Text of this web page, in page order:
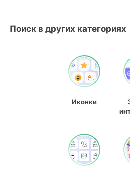
Поиск в других категориях
Иконки